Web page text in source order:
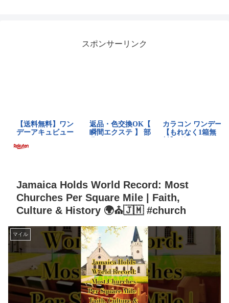
スポンサーリンク
Jamaica Holds World Record: Most
Churches Per Square Mile | Faith,
Culture & History 🌍⛪🇯🇲 #church
マイル